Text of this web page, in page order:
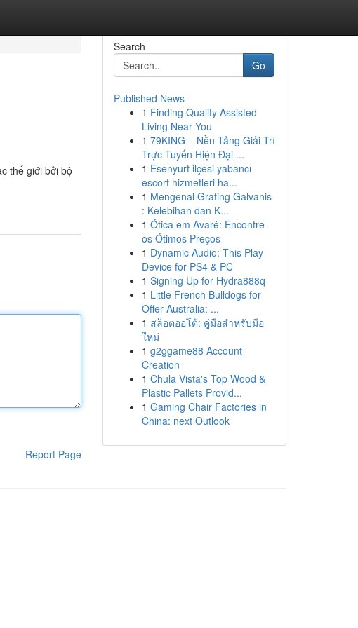
thế giới bởi bộ
Report Page
Search
Go
Published News
1 Finding Quality Assisted
Living Near You
1 79KING – Nền Tảng Giải Trí
Trực Tuyến Hiện Đại ...
1 Esenyurt ilçesi yabancı
escort hizmetleri ha...
1 Mengenal Grating Galvanis
: Kelebihan dan K...
1 Ótica em Avaré: Encontre
os Ótimos Preços
1 Dynamic Audio: This Play
Device for PS4 & PC
1 Signing Up for Hydra888q
1 Little French Bulldogs for
Offer Australia: ...
1 สล็อตออโต้: คู่มือสำหรับมือ
ใหม่
1 g2ggame88 Account
Creation
1 Chula Vista's Top Wood &
Plastic Pallets Provid...
1 Gaming Chair Factories in
China: next Outlook